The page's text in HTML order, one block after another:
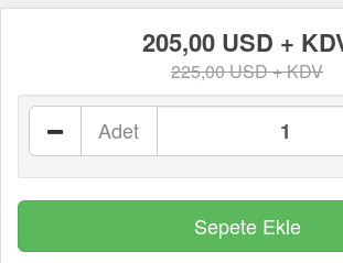
205,00 USD +
225,00 USD + KDV
Adet